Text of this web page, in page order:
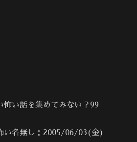
怖い話を集めてみない？99
い名無し：2005/06/03(金)